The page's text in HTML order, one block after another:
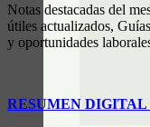
Notas destacadas del
útiles actualizados,
y oportunidades
RESUMEN DIGITAL